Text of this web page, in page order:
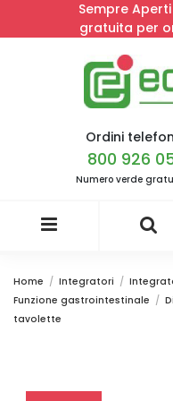
Sempre
gratuita per
Ordini
800 926
Numero verde
Home Integratori
Funzione gastrointestinale
tavolette